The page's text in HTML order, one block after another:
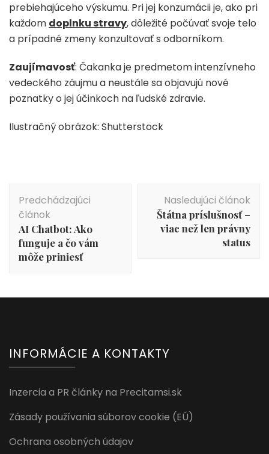
prebiehajúceho výskumu. Pri jej konzumácii je, ako pri
každom doplnku stravy, dôležité počúvať svoje telo
a prípadné zmeny konzultovať s odborníkom.
Zaujímavosť: Čakanka je predmetom intenzívneho
vedeckého záujmu a neustále sa objavujú nové
poznatky o jej účinkoch na ľudské zdravie.
Ilustračný obrázok: Shutterstock
Navigácia
článku
Predchádzajúci
článok
AI Chatbot: Ako
funguje a čo vám
môže priniesť
Nasledujúci článok
Štátna príslušnosť –
viac než len právny
status
INFORMÁCIE A KONTAKTY
Inzercia a PR články na Precitamsi.sk
Zásady používania súborov cookie (EÚ)
Ochrana osobných údajov